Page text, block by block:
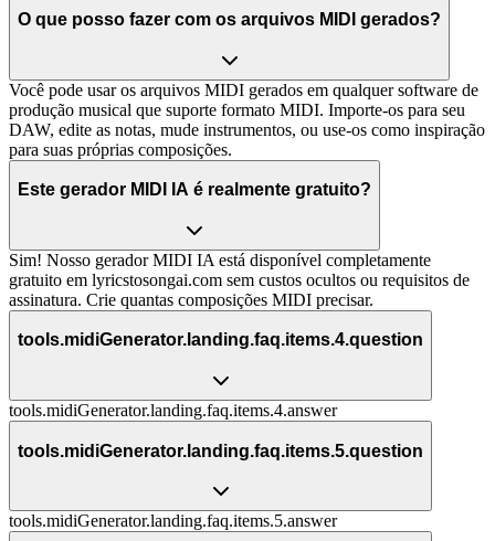
O que posso fazer com os arquivos MIDI gerados?
Você pode usar os arquivos MIDI gerados em qualquer software de
produção musical que suporte formato MIDI. Importe-os para seu
DAW, edite as notas, mude instrumentos, ou use-os como inspiração
para suas próprias composições.
Este gerador MIDI IA é realmente gratuito?
Sim! Nosso gerador MIDI IA está disponível completamente
gratuito em lyricstosongai.com sem custos ocultos ou requisitos de
assinatura. Crie quantas composições MIDI precisar.
tools.midiGenerator.landing.faq.items.4.question
tools.midiGenerator.landing.faq.items.4.answer
tools.midiGenerator.landing.faq.items.5.question
tools.midiGenerator.landing.faq.items.5.answer